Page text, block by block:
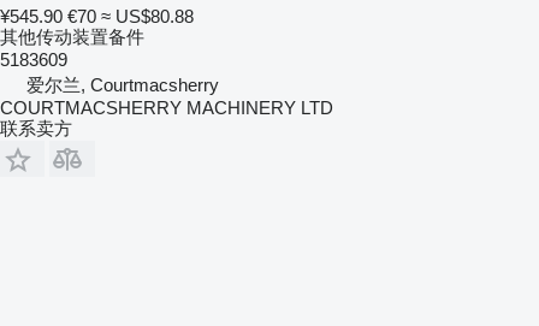
¥545.90 €70 ≈ US$80.88
其他传动装置备件
5183609
爱尔兰, Courtmacsherry
COURTMACSHERRY MACHINERY LTD
联系卖方